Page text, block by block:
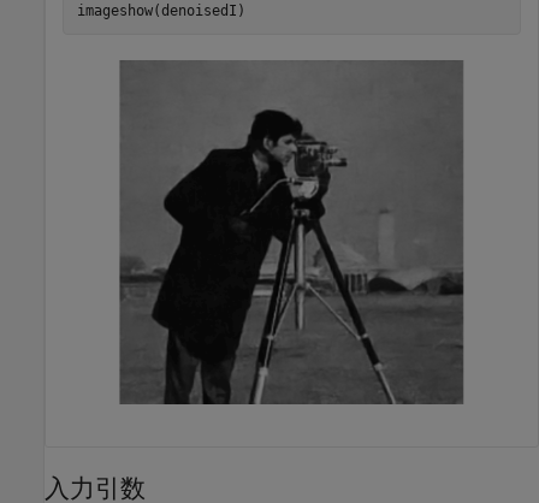
imageshow(denoisedI)
入力引数